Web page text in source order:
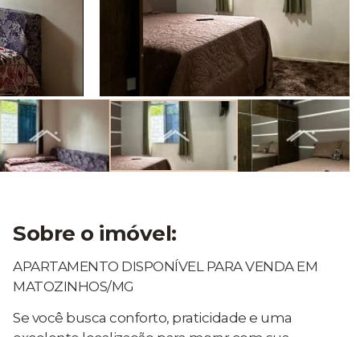
Sobre o imóvel:
APARTAMENTO DISPONÍVEL PARA VENDA EM
MATOZINHOS/MG
Se você busca conforto, praticidade e uma